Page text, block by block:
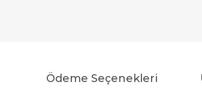
Ödeme Seçenekleri